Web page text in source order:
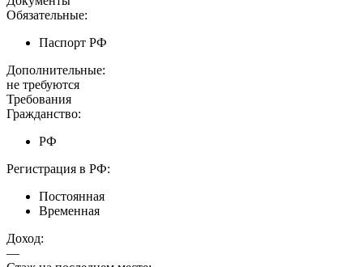
Обязательные:
Паспорт РФ
Дополнительные:
не требуются
Требования
Гражданство:
РФ
Регистрация в РФ:
Постоянная
Временная
Доход:
—